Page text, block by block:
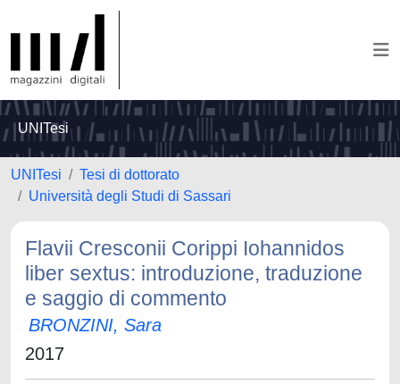
UNITesi
UNITesi
Tesi di dottorato
Università degli Studi di Sassari
Flavii Cresconii Corippi Iohannidos
liber sextus: introduzione, traduzione
e saggio di commento
BRONZINI, Sara
2017